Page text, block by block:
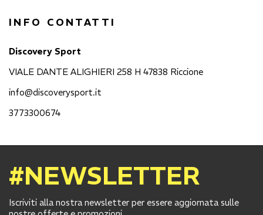
INFO CONTATTI
Discovery Sport
VIALE DANTE ALIGHIERI 258 H 47838 Riccione
info@discoverysport.it
3773300674
#NEWSLETTER
Iscriviti alla nostra newsletter per essere aggiornata sulle